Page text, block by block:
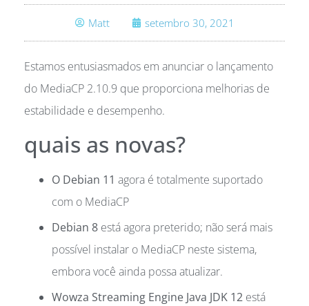
Matt setembro 30, 2021
Estamos entusiasmados em anunciar o lançamento
do MediaCP 2.10.9 que proporciona melhorias de
estabilidade e desempenho.
quais as novas?
O Debian 11 agora é totalmente suportado
com o MediaCP
Debian 8 está agora preterido; não será mais
possível instalar o MediaCP neste sistema,
embora você ainda possa atualizar.
Wowza Streaming Engine Java JDK 12 está